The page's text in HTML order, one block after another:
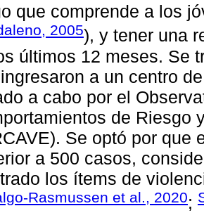
que comprende a los
2005), y tener una
últimos 12 meses. Se
a un centro
a cabo por el
de Riesgo
Se optó por que
a 500 casos,
los ítems de
Rasmussen et al., 2020;